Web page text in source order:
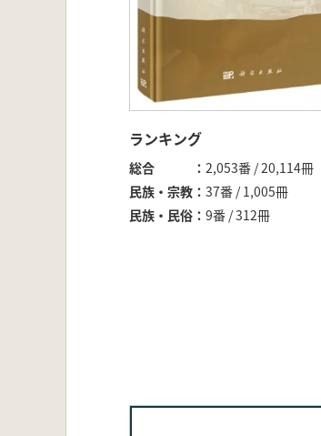
ランキング
総合
2,053番 / 20,114冊
民族・宗教
37番 / 1,005冊
民族・民俗
9番 / 312冊